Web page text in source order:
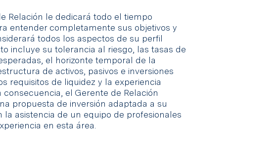
Relación le dedicará todo el tiempo
entender completamente sus objetivos y
todos los aspectos de su perfil
incluye su tolerancia al riesgo, las tasas de
el horizonte temporal de la
de activos, pasivos e inversiones
requisitos de liquidez y la experiencia
consecuencia, el Gerente de Relación
propuesta de inversión adaptada a su
la asistencia de un equipo de profesionales
en esta área.